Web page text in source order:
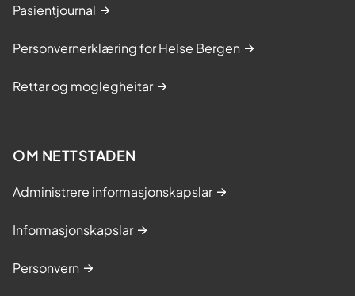
Pasientjournal
Personvernerklæring for Helse Bergen
Rettar og moglegheitar
OM NETTSTADEN
Administrere informasjonskapslar
Informasjonskapslar
Personvern